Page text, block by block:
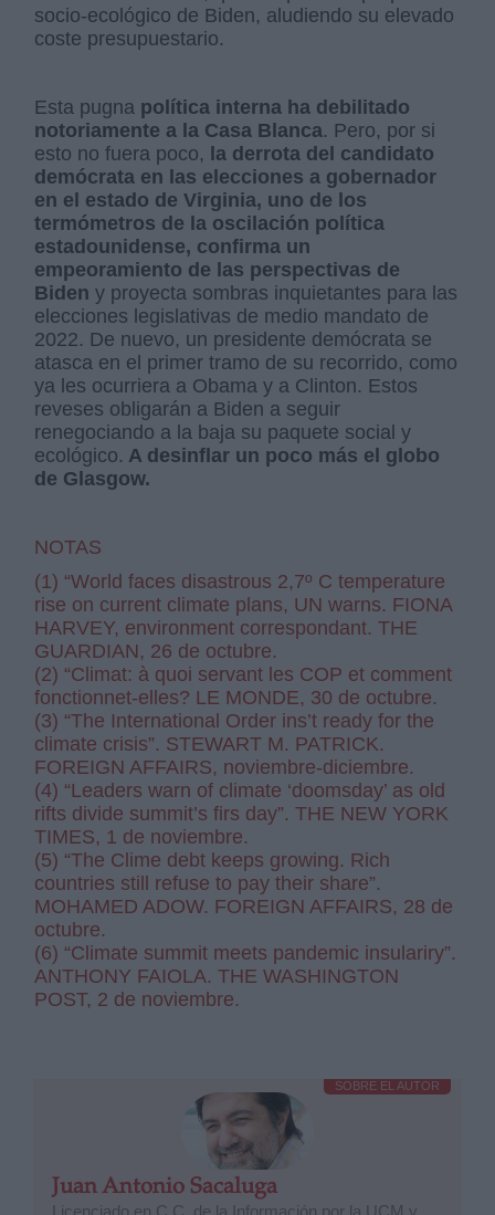
socio-ecológico de Biden, aludiendo su elevado
coste presupuestario.
Esta pugna política interna ha debilitado
notoriamente a la Casa Blanca. Pero, por si
esto no fuera poco, la derrota del candidato
demócrata en las elecciones a gobernador
en el estado de Virginia, uno de los
termómetros de la oscilación política
estadounidense, confirma un
empeoramiento de las perspectivas de
Biden y proyecta sombras inquietantes para las
elecciones legislativas de medio mandato de
2022. De nuevo, un presidente demócrata se
atasca en el primer tramo de su recorrido, como
ya les ocurriera a Obama y a Clinton. Estos
reveses obligarán a Biden a seguir
renegociando a la baja su paquete social y
ecológico. A desinflar un poco más el globo
de Glasgow.
NOTAS
(1) “World faces disastrous 2,7º C temperature
rise on current climate plans, UN warns. FIONA
HARVEY, environment correspondant. THE
GUARDIAN, 26 de octubre.
(2) “Climat: à quoi servant les COP et comment
fonctionnet-elles? LE MONDE, 30 de octubre.
(3) “The International Order ins’t ready for the
climate crisis”. STEWART M. PATRICK.
FOREIGN AFFAIRS, noviembre-diciembre.
(4) “Leaders warn of climate ‘doomsday’ as old
rifts divide summit’s firs day”. THE NEW YORK
TIMES, 1 de noviembre.
(5) “The Clime debt keeps growing. Rich
countries still refuse to pay their share”.
MOHAMED ADOW. FOREIGN AFFAIRS, 28 de
octubre.
(6) “Climate summit meets pandemic insulariry”.
ANTHONY FAIOLA. THE WASHINGTON
POST, 2 de noviembre.
SOBRE EL AUTOR
Juan Antonio Sacaluga
Licenciado en C.C. de la Información por la UCM y